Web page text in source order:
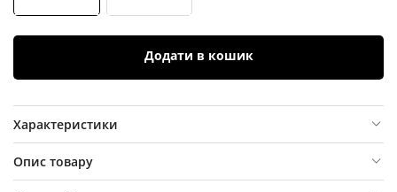
Додати в кошик
Характеристики
Опис товару